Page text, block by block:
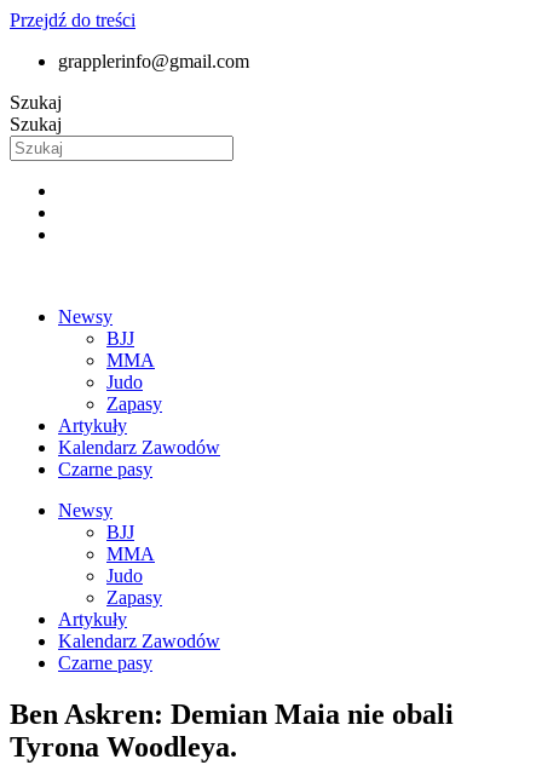
Przejdź do treści
grapplerinfo@gmail.com
Szukaj
Szukaj
Newsy
BJJ
MMA
Judo
Zapasy
Artykuły
Kalendarz Zawodów
Czarne pasy
Newsy
BJJ
MMA
Judo
Zapasy
Artykuły
Kalendarz Zawodów
Czarne pasy
Ben Askren: Demian Maia nie obali
Tyrona Woodleya.